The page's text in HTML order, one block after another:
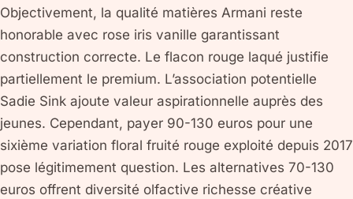
Objectivement, la qualité matières Armani reste
honorable avec rose iris vanille garantissant
construction correcte. Le flacon rouge laqué justifie
partiellement le premium. L’association potentielle
Sadie Sink ajoute valeur aspirationnelle auprès des
jeunes. Cependant, payer 90-130 euros pour une
sixième variation floral fruité rouge exploité depuis 2017
pose légitimement question. Les alternatives 70-130
euros offrent diversité olfactive richesse créative